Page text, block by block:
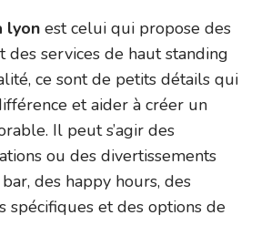
lyon est celui qui propose des
des services de haut standing
ce sont de petits détails qui
et aider à créer un
Il peut s’agir des
ou des divertissements
des happy hours, des
spécifiques et des options de